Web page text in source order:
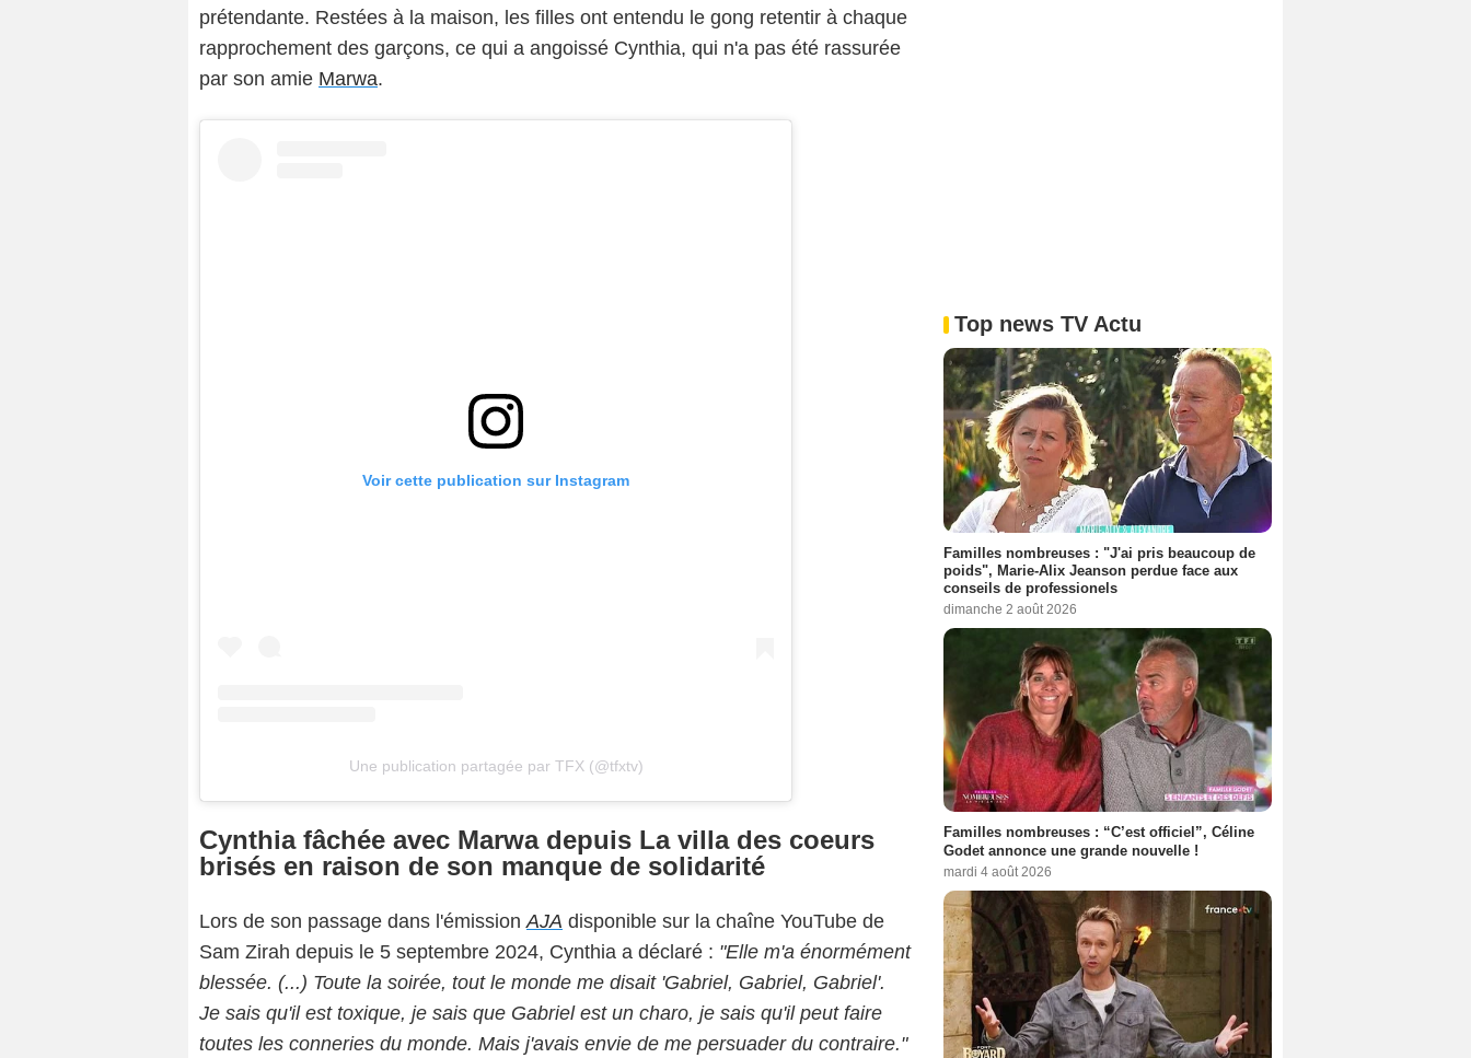
prétendante. Restées à la maison, les filles ont entendu le gong retentir à chaque
rapprochement des garçons, ce qui a angoissé Cynthia, qui n'a pas été rassurée
par son amie Marwa.
Voir cette publication sur Instagram
Une publication partagée par TFX (@tfxtv)
Cynthia fâchée avec Marwa depuis La villa des coeurs
brisés en raison de son manque de solidarité
Lors de son passage dans l'émissionAJA disponible sur la chaîne YouTube de
Sam Zirah depuis le 5 septembre 2024, Cynthia a déclaré : "Elle m'a énormément
blessée. (...) Toute la soirée, tout le monde me disait 'Gabriel, Gabriel, Gabriel'.
Je sais qu'il est toxique, je sais que Gabriel est un charo, je sais qu'il peut faire
toutes les conneries du monde. Mais j'avais envie de me persuader du contraire."
Capture d'écran La villa des coeurs brisés / TFX
Top news TV Actu
Familles nombreuses : "J'ai pris beaucoup de
poids", Marie-Alix Jeanson perdue face aux
conseils de professionels
dimanche 2 août 2026
Familles nombreuses : “C’est officiel”, Céline
Godet annonce une grande nouvelle !
mardi 4 août 2026